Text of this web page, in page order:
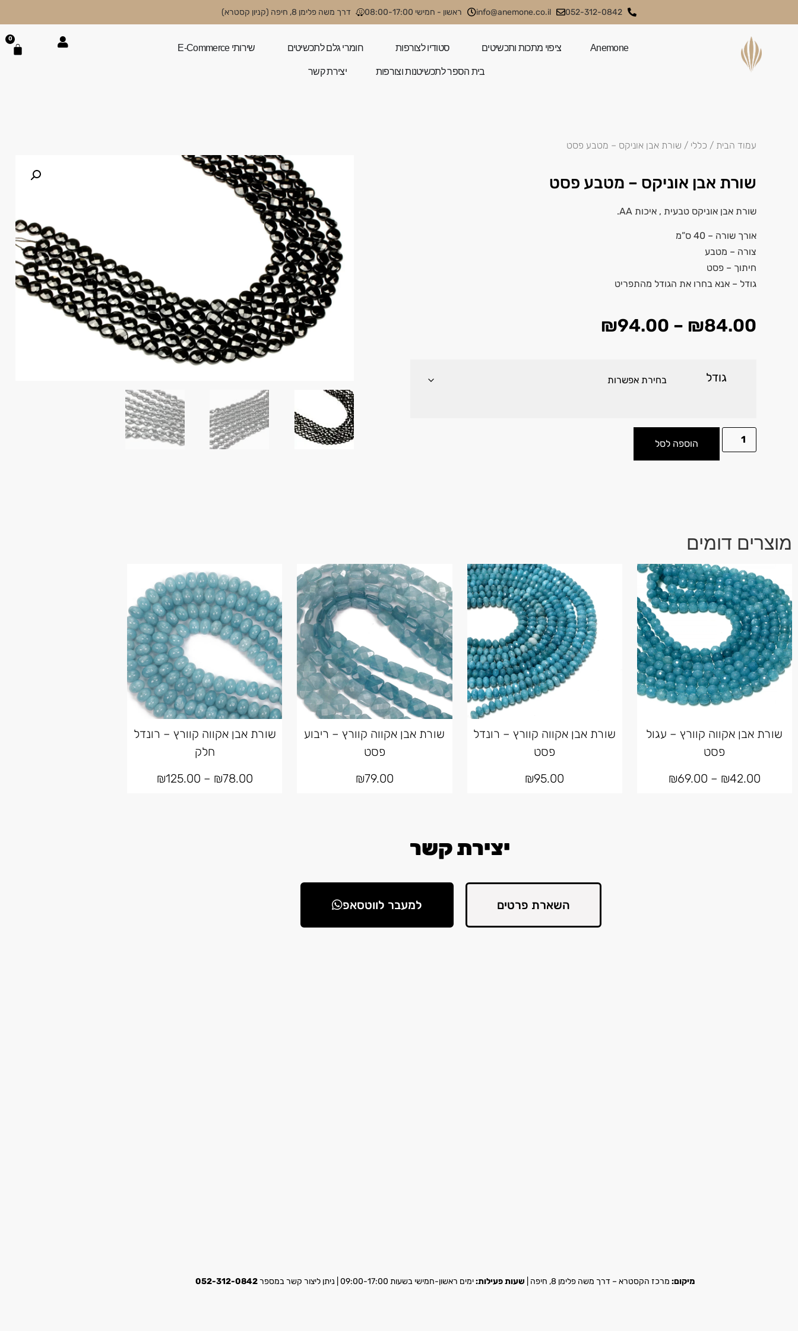
052-312-0842
info@anemone.co.il ראשון - חמישי 08:00-17:00 דרך משה פלימן 8, חיפה (קניון קסטרא)
Anemone ציפוי מתכות ותכשיטים סטודיו לצורפות חומרי גלם לתכשיטים שירותי E-Commerce
בית הספר לתכשיטנות וצורפות יצירת קשר
0
עמוד הבית / כללי / שורת אבן אוניקס – מטבע פסט
שורת אבן אוניקס – מטבע פסט
שורת אבן אוניקס טבעית , איכות AA.
אורך שורה – 40 ס”מ
צורה – מטבע
חיתוך – פסט
גודל – אנא בחרו את הגודל מהתפריט
₪84.00
–
₪94.00
גודל
הוספה לסל
מוצרים דומים
שורת אבן אקווה קוורץ – עגול
פסט
₪42.00
–
₪69.00
שורת אבן אקווה קוורץ – רונדל
פסט
₪95.00
שורת אבן אקווה קוורץ – ריבוע
פסט
₪79.00
שורת אבן אקווה קוורץ – רונדל
חלק
₪78.00
–
₪125.00
יצירת קשר
השארת פרטים למעבר לווטסאפ
מיקום: מרכז הקסטרא – דרך משה פלימן 8, חיפה | שעות פעילות:ימים ראשון-חמישי בשעות 09:00-17:00 | ניתן ליצור קשר במספר 052-312-0842